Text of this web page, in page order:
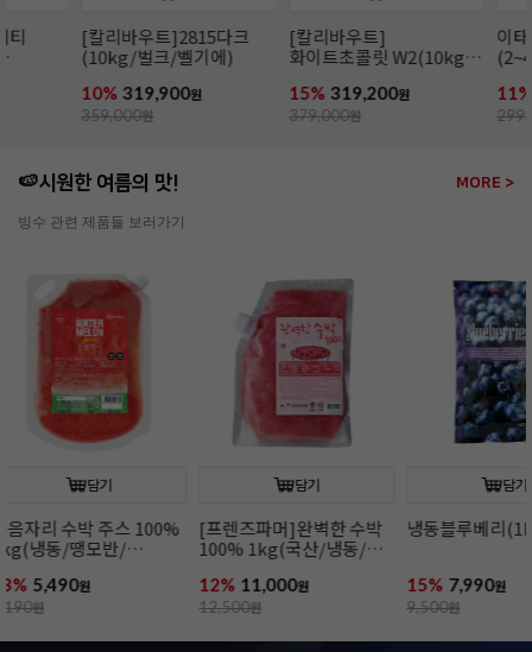
[칼리바우트]2815다크
(10kg/벌크/벨기에)
319,900 원
원
[칼리바우트]
화이트초콜릿 W2(10kg/
벌크/벨기에)
319,200 원
원
이태리산 파
(2~4mm/
파슬리후레
원
🍉시원한 여름의 맛! MORE >
빙수 관련 제품들 보러가기
담기
냉동블루베리(1kg)
15% 7,990
9,500
담기
냉동딸기(1kg)
14% 5,990원
7,000
냉동망고
10% 8,990
10,000